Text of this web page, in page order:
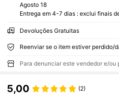
Agosto 18
Entrega em 4-7 dias : exclui finais
Devoluções Gratuitas
Para denunciar este vendedor e/ou
5,00 (2)